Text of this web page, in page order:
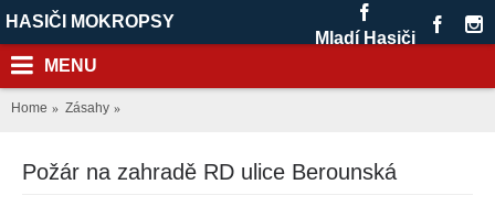
HASIČI MOKROPSY
Mladí Hasiči
MENU
Home Zásahy
Požár na zahradě RD ulice Berounská